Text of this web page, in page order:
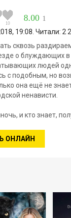
8.00 1
19:08. Читали: 2
сквозь
о блуждающих
людей
с подобным, но
она ещё не
ненависти.
и кто знает,
ОНЛАЙН